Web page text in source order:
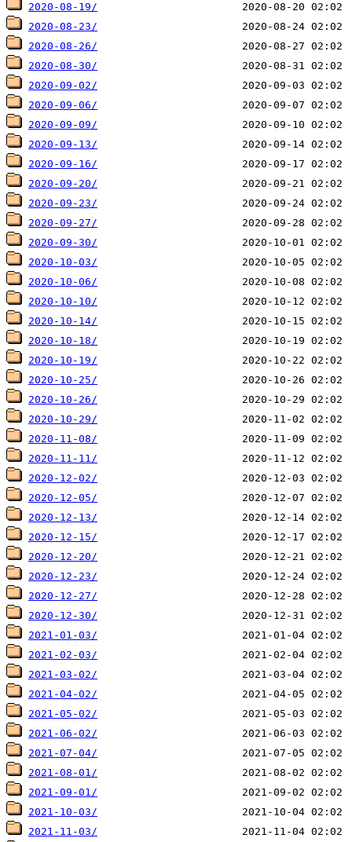
2020-08-19/
2020-08-23/
2020-08-26/
2020-08-30/
2020-09-02/
2020-09-06/
2020-09-09/
2020-09-13/
2020-09-16/
2020-09-20/
2020-09-23/
2020-09-27/
2020-09-30/
2020-10-03/
2020-10-06/
2020-10-10/
2020-10-14/
2020-10-18/
2020-10-19/
2020-10-25/
2020-10-26/
2020-10-29/
2020-11-08/
2020-11-11/
2020-12-02/
2020-12-05/
2020-12-13/
2020-12-15/
2020-12-20/
2020-12-23/
2020-12-27/
2020-12-30/
2021-01-03/
2021-02-03/
2021-03-02/
2021-04-02/
2021-05-02/
2021-06-02/
2021-07-04/
2021-08-01/
2021-09-01/
2021-10-03/
2021-11-03/